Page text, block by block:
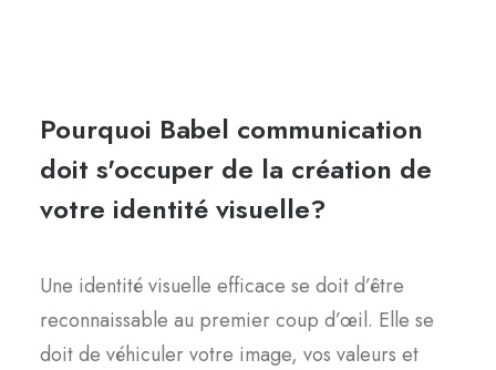
Pourquoi Babel communication
doit s'occuper de la création de
votre identité visuelle?
Une identité visuelle efficace se doit d’être
reconnaissable au premier coup d’œil. Elle se
doit de véhiculer votre image, vos valeurs et